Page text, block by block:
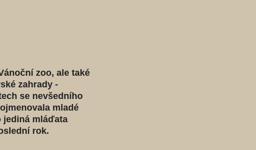
zoo, ale také
zahrady -
se nevšedního
mladé
jediná mláďata
rok.